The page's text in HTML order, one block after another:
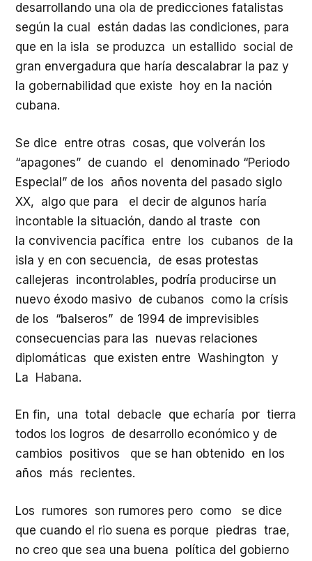
desarrollando una ola de predicciones fatalistas
según la cual están dadas las condiciones, para
que en la isla se produzca un estallido social de
gran envergadura que haría descalabrar la paz y
la gobernabilidad que existe hoy en la nación
cubana.
Se dice entre otras cosas, que volverán los
“apagones” de cuando el denominado “Periodo
Especial” de los años noventa del pasado siglo
XX, algo que para el decir de algunos haría
incontable la situación, dando al traste con
la convivencia pacífica entre los cubanos de la
isla y en con secuencia, de esas protestas
callejeras incontrolables, podría producirse un
nuevo éxodo masivo de cubanos como la crísis
de los “balseros” de 1994 de imprevisibles
consecuencias para las nuevas relaciones
diplomáticas que existen entre Washington y
La Habana.
En fin, una total debacle que echaría por tierra
todos los logros de desarrollo económico y de
cambios positivos que se han obtenido en los
años más recientes.
Los rumores son rumores pero como se dice
que cuando el rio suena es porque piedras trae,
no creo que sea una buena política del gobierno